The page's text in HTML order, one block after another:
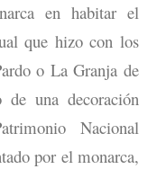
en habitar el
que hizo con los
o La Granja de
una decoración
Nacional
por el monarca,